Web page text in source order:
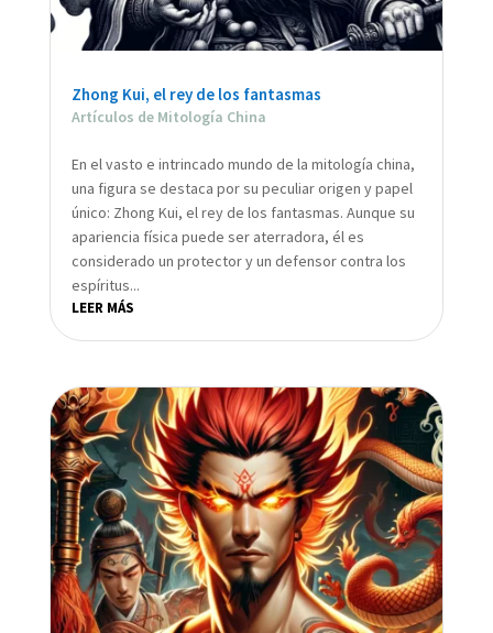
Zhong Kui, el rey de los fantasmas
Artículos de Mitología China
En el vasto e intrincado mundo de la mitología china,
una figura se destaca por su peculiar origen y papel
único: Zhong Kui, el rey de los fantasmas. Aunque su
apariencia física puede ser aterradora, él es
considerado un protector y un defensor contra los
espíritus...
LEER MÁS